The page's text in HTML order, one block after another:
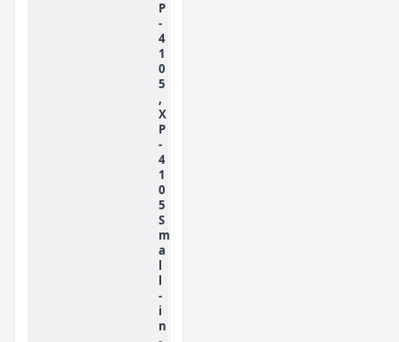
P
-
4
1
0
5
,
X
P
-
4
1
0
5
S
m
a
l
l
-
i
n